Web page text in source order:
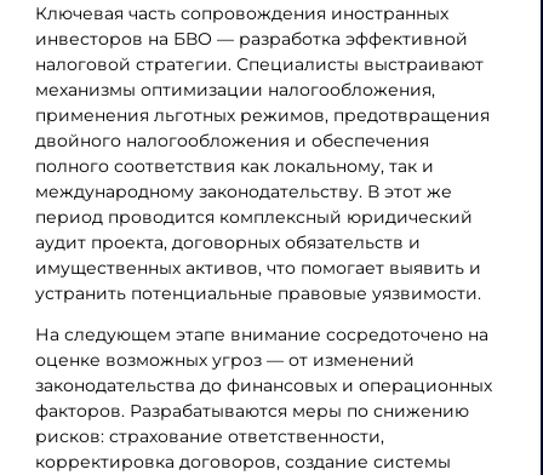
Ключевая часть сопровождения иностранных
инвесторов на БВО — разработка эффективной
налоговой стратегии. Специалисты выстраивают
механизмы оптимизации налогообложения,
применения льготных режимов, предотвращения
двойного налогообложения и обеспечения
полного соответствия как локальному, так и
международному законодательству. В этот же
период проводится комплексный юридический
аудит проекта, договорных обязательств и
имущественных активов, что помогает выявить и
устранить потенциальные правовые уязвимости.
На следующем этапе внимание сосредоточено на
оценке возможных угроз — от изменений
законодательства до финансовых и операционных
факторов. Разрабатываются меры по снижению
рисков: страхование ответственности,
корректировка договоров, создание системы